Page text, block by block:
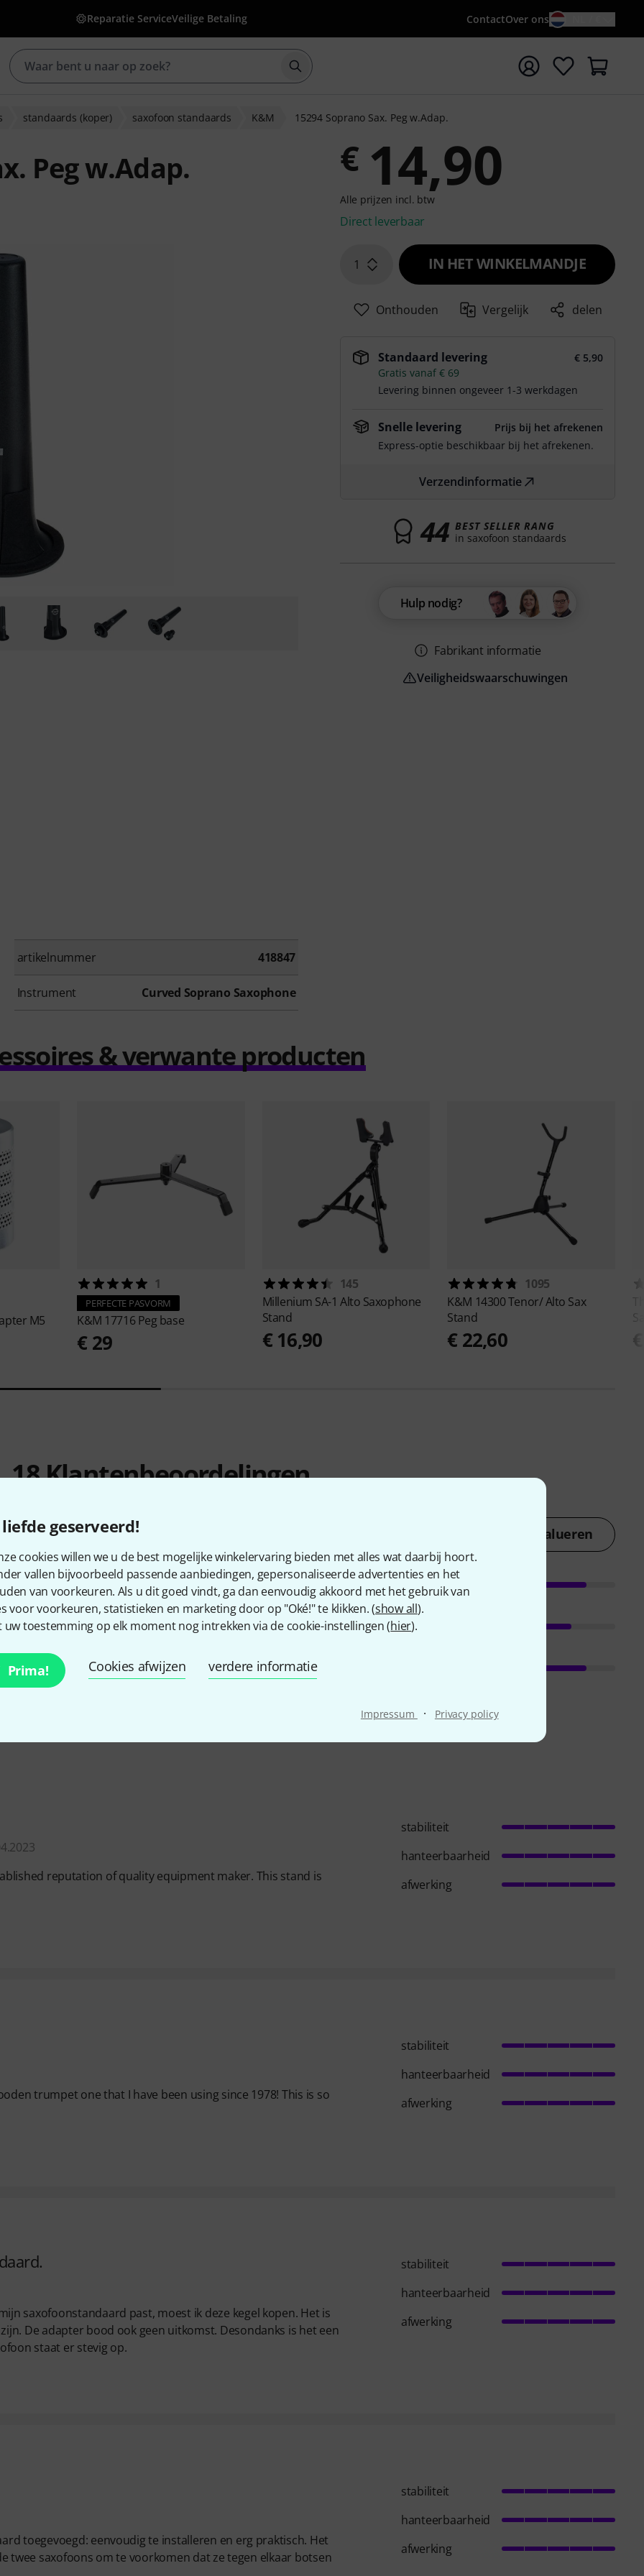
geserveerd!
cookies willen we u de best mogelijke winkelervaring bieden met alles wat daarbij hoort.
vallen bijvoorbeeld passende aanbiedingen, gepersonaliseerde advertenties en het
van voorkeuren. Als u dit goed vindt, ga dan eenvoudig akkoord met het gebruik van
voor voorkeuren, statistieken en marketing door op "Oké!" te klikken. (show all).
uw toestemming op elk moment nog intrekken via de cookie-instellingen (hier).
Prima! Cookies afwijzen verdere informatie
Impressum · Privacy policy
Reparatie ServiceVeilige Betaling ContactOver ons
Zoek met zoekterm {searchTerm}
standaards (koper) saxofoon standaards K&M 15294 Soprano Sax. Peg w.Adap.
Peg w.Adap.
artikelnummer 418847
Instrument Curved Soprano Saxophone
€ 14,90
Alle prijzen incl. btw
Direct leverbaar
1 IN HET WINKELMANDJE
Onthouden Vergelijk delen
Standaard levering
€ 5,90
Gratis vanaf € 69
Levering binnen ongeveer 1-3 werkdagen
Snelle levering
Prijs bij het afrekenen
Express-optie beschikbaar bij het afrekenen.
Verzendinformatie
44 BEST SELLER RANG
in saxofoon standaards
Hulp nodig?
Fabrikant informatie
Veiligheidswaarschuwingen
& verwante producten
M5
1
PERFECTE PASVORM
K&M 17716 Peg base
€ 29
145
Millenium SA-1 Alto Saxophone
Stand
€ 16,90
1095
K&M 14300 Tenor/ Alto Sax
Stand
€ 22,60
18Klantenbeoordelingen
4.7/ 5 Nu evalueren
reputation of quality equipment maker. This stand is
stabiliteit
hanteerbaarheid
afwerking
trumpet one that I have been using since 1978! This is so
stabiliteit
hanteerbaarheid
afwerking
saxofoonstandaard past, moest ik deze kegel kopen. Het is
De adapter bood ook geen uitkomst. Desondanks is het een
staat er stevig op.
stabiliteit
hanteerbaarheid
afwerking
toegevoegd: eenvoudig te installeren en erg praktisch. Het
twee saxofoons om te voorkomen dat ze tegen elkaar botsen
stabiliteit
hanteerbaarheid
afwerking